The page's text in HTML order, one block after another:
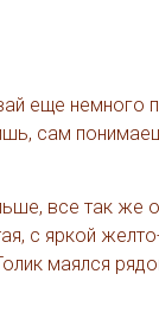
еще немного
сам
все так же
с яркой
маялся